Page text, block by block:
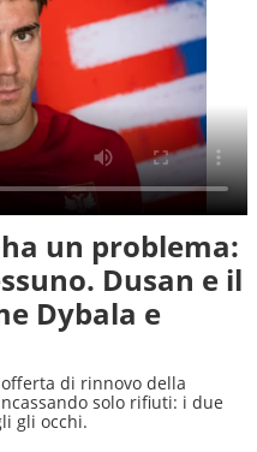
un problema:
Dusan e il
Dybala e
di rinnovo della
solo rifiuti: i due
gli occhi.